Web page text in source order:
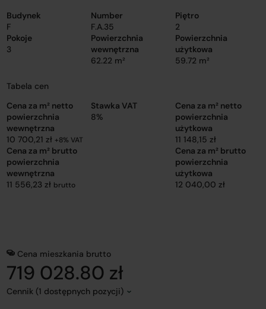
Budynek
F
Number
F.A.35
Piętro
2
Pokoje
3
Powierzchnia
wewnętrzna
62.22 m²
Powierzchnia
użytkowa
59.72 m²
Tabela cen
Cena za m² netto
powierzchnia
wewnętrzna
10 700,21 zł+8% VAT
Stawka VAT
8%
Cena za m² netto
powierzchnia
użytkowa
11 148,15 zł
Cena za m² brutto
powierzchnia
wewnętrzna
11 556,23 zł brutto
Cena za m² brutto
powierzchnia
użytkowa
12 040,00 zł
Cena mieszkania brutto
719 028.80 zł
Cennik (1 dostępnych pozycji)